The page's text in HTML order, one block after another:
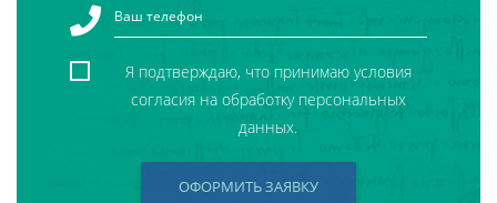
Я подтверждаю, что принимаю условия
согласия на обработку персональных
данных.
ОФОРМИТЬ ЗАЯВКУ